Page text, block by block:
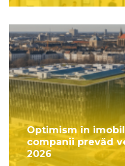
Optimism în
companii prevăd
2026